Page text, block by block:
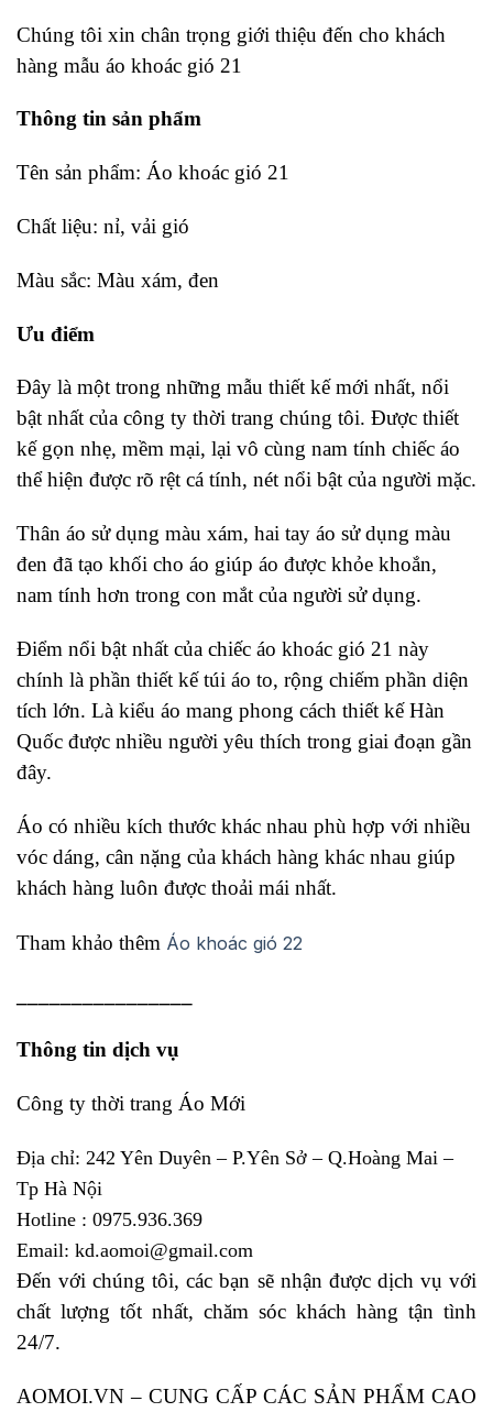
Chúng tôi xin chân trọng giới thiệu đến cho khách
hàng mẫu áo khoác gió 21
Thông tin sản phẩm
Tên sản phẩm: Áo khoác gió 21
Chất liệu: nỉ, vải gió
Màu sắc: Màu xám, đen
Ưu điểm
Đây là một trong những mẫu thiết kế mới nhất, nổi
bật nhất của công ty thời trang chúng tôi. Được thiết
kế gọn nhẹ, mềm mại, lại vô cùng nam tính chiếc áo
thể hiện được rõ rệt cá tính, nét nổi bật của người mặc.
Thân áo sử dụng màu xám, hai tay áo sử dụng màu
đen đã tạo khối cho áo giúp áo được khỏe khoắn,
nam tính hơn trong con mắt của người sử dụng.
Điểm nổi bật nhất của chiếc áo khoác gió 21 này
chính là phần thiết kế túi áo to, rộng chiếm phần diện
tích lớn. Là kiểu áo mang phong cách thiết kế Hàn
Quốc được nhiều người yêu thích trong giai đoạn gần
đây.
Áo có nhiều kích thước khác nhau phù hợp với nhiều
vóc dáng, cân nặng của khách hàng khác nhau giúp
khách hàng luôn được thoải mái nhất.
Tham khảo thêm Áo khoác gió 22
Thông tin dịch vụ
Công ty thời trang Áo Mới
Địa chỉ: 242 Yên Duyên – P.Yên Sở – Q.Hoàng Mai –
Tp Hà Nội
Hotline : 0975.936.369
Email: kd.aomoi@gmail.com
Đến với chúng tôi, các bạn sẽ nhận được dịch vụ với
chất lượng tốt nhất, chăm sóc khách hàng tận tình
24/7.
AOMOI.VN – CUNG CẤP CÁC SẢN PHẨM CAO